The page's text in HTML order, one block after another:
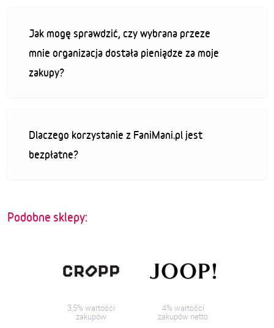
Jak mogę sprawdzić, czy wybrana przeze
mnie organizacja dostała pieniądze za moje
zakupy?
Dlaczego korzystanie z FaniMani.pl jest
bezpłatne?
Podobne sklepy:
3,5% wartości
zakupów
4% wartości
zakupów netto